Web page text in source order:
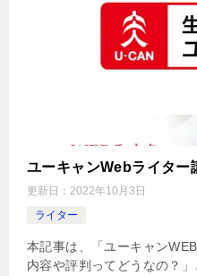
ユーキャンWebライター
更新日： 2022年10月3日
ライター
本記事は、「ユーキャン
内容や評判ってどうなの？